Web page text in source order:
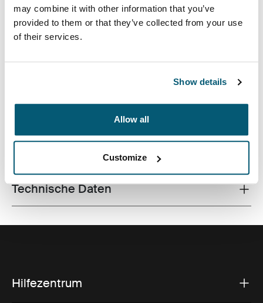
may combine it with other information that you’ve
provided to them or that they’ve collected from your use
of their services.
Show details
Allow all
Customize
Farbakzente verleihen dieser Laptop-Schutzhülle einen
Toggle features
Alle Eigenschaften
Toggle techspec
Technische Daten
Hilfezentrum